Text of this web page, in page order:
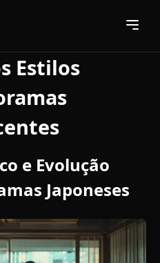
Open
Estilos
e Evolução
Japoneses